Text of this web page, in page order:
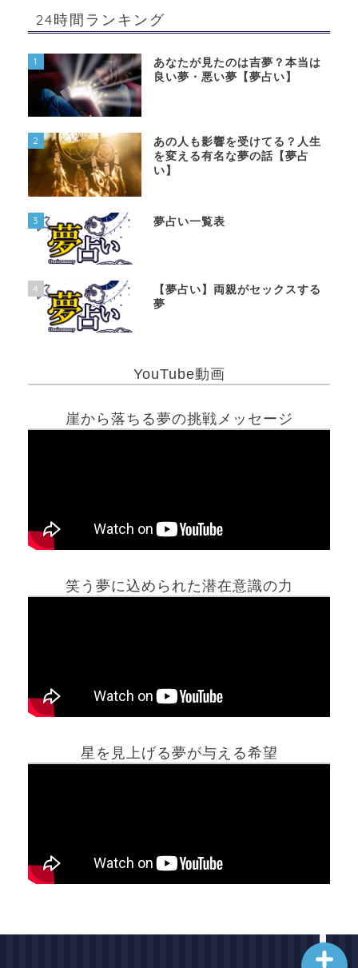
24時間ランキング
1
あなたが見たのは吉夢？本当は
良い夢・悪い夢【夢占い】
2
あの人も影響を受けてる？人生
を変える有名な夢の話【夢占
い】
3 夢占い一覧表
4
【夢占い】両親がセックスする
夢
YouTube動画
崖から落ちる夢の挑戦メッセージ
笑う夢に込められた潜在意識の力
星を見上げる夢が与える希望
ホーム
最新記事動画